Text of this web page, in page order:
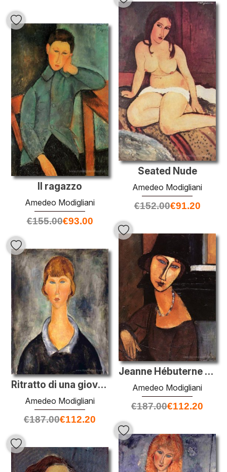
Seated Nude
Amedeo Modigliani
€152.00€91.20
Il ragazzo
Amedeo Modigliani
€155.00€93.00
Jeanne Hébuterne con cappello e collana
Amedeo Modigliani
€187.00€112.20
Ritratto di una giovane donna
Amedeo Modigliani
€187.00€112.20